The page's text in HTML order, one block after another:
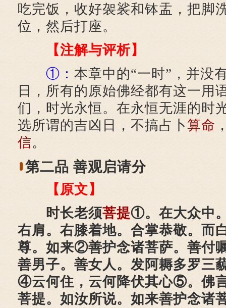
吃完饭，收好袈裟和钵盂，把脚
位，然后打座。
【注解与评析】
①： 本章中的“一时”，并没
日，所有的原始佛经都有这一用
们，时光永恒。在永恒无涯的时
选所谓的吉凶日，不搞占卜算命
信。
第二品 善观启请分
【原文】
时长老须菩提①。在大众中
右肩。右膝着地。合掌恭敬。而
尊。如来②善护念诸菩萨。善付
善男子。善女人。发阿耨多罗三
④云何住，云何降伏其心⑤。佛
菩提。如汝所说。如来善护念诸